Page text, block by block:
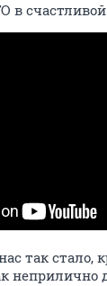
в
так стало,
неприлично